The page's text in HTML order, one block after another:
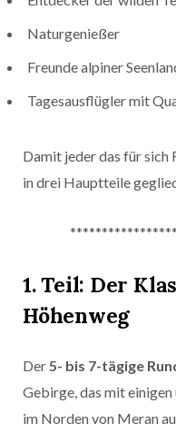
Naturgenießer
Freunde alpiner
Tagesausflügler mit
Damit jeder das für sich
in drei Hauptteile
1. Teil: Der
Höhenweg
Der5- bis 7-tägige
Gebirge, das mit
im Norden von Meran